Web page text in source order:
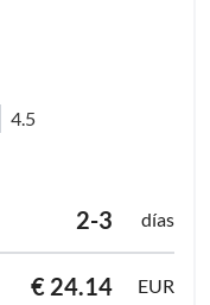
4.5
2-3 días
€ 24.14
EUR